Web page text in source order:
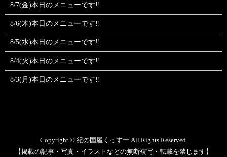
8/7(金)本日のメニューです‼️
8/6(木)本日のメニューです‼️
8/5(水)本日のメニューです‼️
8/4(火)本日のメニューです‼️
8/3(月)本日のメニューです‼️
Copyright © 紀の国屋くっすー All Rights Reserved.
【掲載の記事・写真・イラストなどの無断複写・転載を禁じます】